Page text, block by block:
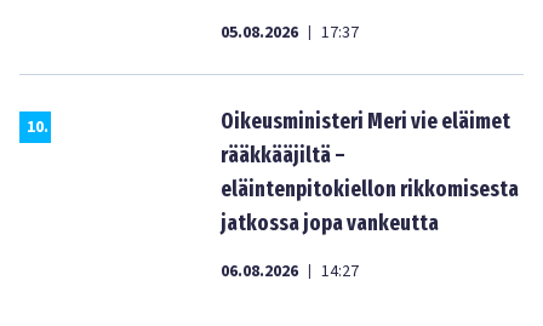
05.08.2026 | 17:37
10.
Oikeusministeri Meri vie eläimet
rääkkääjiltä –
eläintenpitokiellon rikkomisesta
jatkossa jopa vankeutta
06.08.2026 | 14:27